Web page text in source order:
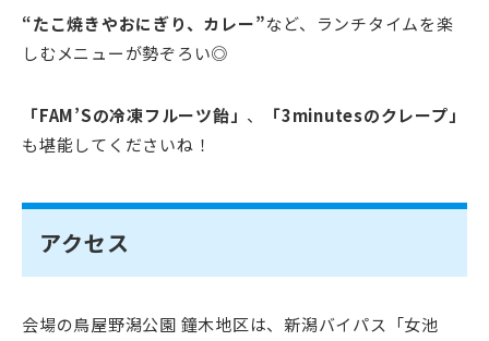
“たこ焼きやおにぎり、カレー”など、ランチタイムを楽
しむメニューが勢ぞろい◎
「FAM’Sの冷凍フルーツ飴 」 、 「3minutesのクレープ 」
も堪能してくださいね！
アクセス
会場の鳥屋野潟公園 鐘木地区は、新潟バイパス「女池